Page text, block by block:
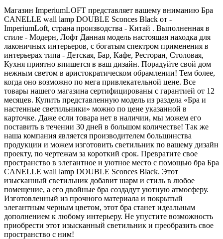
Магазин ImperiumLOFT представляет вашему вниманию Бра
CANELLE wall lamp DOUBLE Sconces Black от -
ImperiumLoft, страна производства - Китай . Выполненная в
стиле - Модерн, Лофт Данная модель настоящая находка для
лаконичных интерьеров, с богатым спектром применения в
интерьерах типа - Детская, Бар, Кафе, Ресторан, Столовая,
Кухня приятно впишется в ваш дизайн. Порадуйте свой дом
нежным светом в аристократическом обрамлении! Тем более,
когда оно возможно по мега привлекательной цене. Все
товары нашего магазина сертифицированы с гарантией от 12
месяцев. Купить представленную модель из раздела «Бра и
настенные светильники» можно по цене указанной в
карточке. Даже если товара нет в наличии, мы можем его
поставить в течении 30 дней в большом количестве! Так же
наша компания является производителем большинства
продукции и можем изготовить светильник по вашему дизайн
проекту, по чертежам за короткий срок. Превратите свое
пространство в элегантное и уютное место с помощью бра Бра
CANELLE wall lamp DOUBLE Sconces Black. Этот
изысканный светильник добавит шарм и стиль в любое
помещение, а его двойные бра создадут уютную атмосферу.
Изготовленный из прочного материала и покрытый
элегантным черным цветом, этот бра станет идеальным
дополнением к любому интерьеру. Не упустите возможность
приобрести этот изысканный светильник и преобразить свое
пространство с ним!